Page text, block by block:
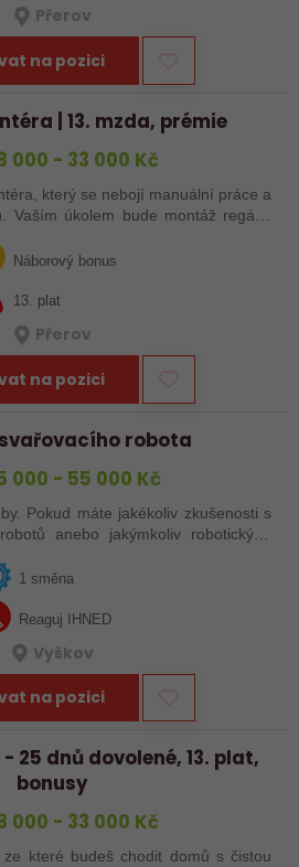
Přerov
na pozici
| 13. mzda, prémie
000 - 33 000 Kč
který se nebojí manuální práce a
Vaším úkolem bude montáž regálů,
vozíků (VZV) podle výkresů.
Náborový bonus
13. plat
Přerov
na pozici
robota
000 - 55 000 Kč
Pokud máte jakékoliv zkušenosti s
anebo jakýmkoliv robotickým,
1 směna
Reaguj IHNED
Vyškov
na pozici
25 dnů dovolené, 13. plat,
bonusy
000 - 33 000 Kč
které budeš chodit domů s čistou